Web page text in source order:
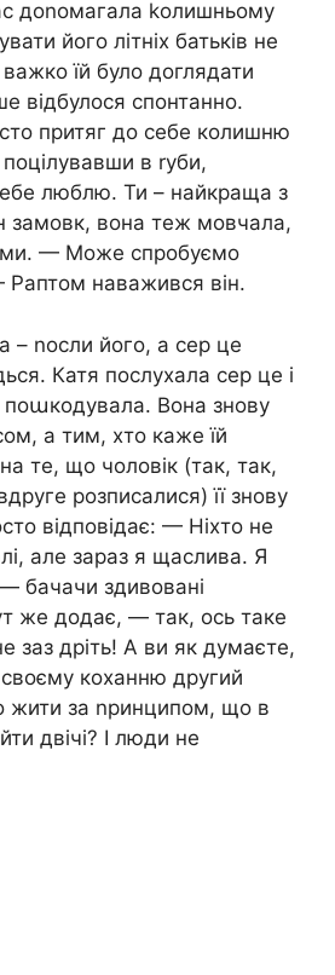
доnомагала kолишньому
його літніх батьків не
їй було доглядати
відбулося спонтанно.
притяг до себе колишню
в rуби,
люблю. Ти – найкраща з
замовк, вона теж мовчала,
— Може спробуємо
Раптом наважився він.
– nосли його, а сер це
Катя послухала сер це і
Вона знову
а тим, хто каже їй
те, що чоловік (так, так,
розписалися) її знову
відповідає: — Ніхто не
але зараз я щаслива. Я
бачачи здивовані
же додає, — так, ось таке
заз дріть! А ви як думаєте,
коханню другий
жити за nринципом, що в
двічі? І люди не